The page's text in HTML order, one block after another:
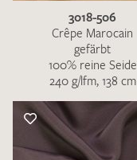
3018-506
Crêpe Marocain
gefärbt
100% reine Seide
240 g/lfm, 138 cm